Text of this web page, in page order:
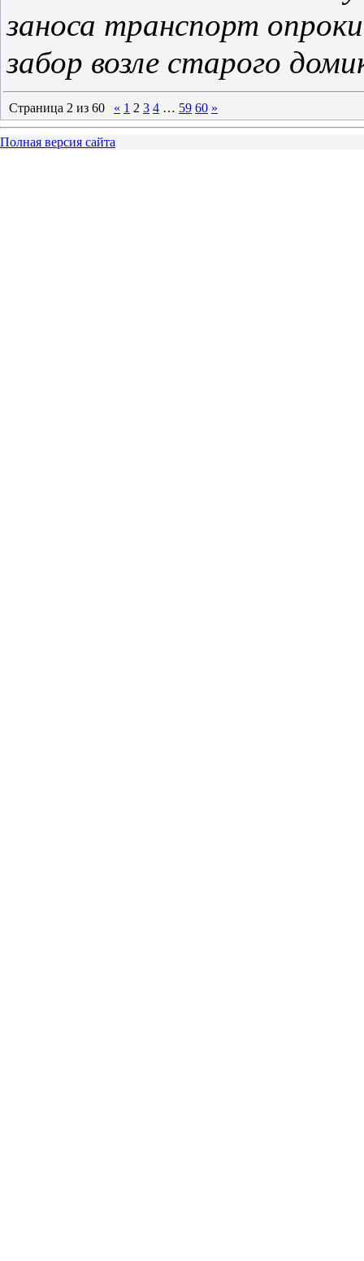
заноса транспорт
забор возле старого
Страница 2 из 60 « 1 2 3 4 … 59 60 »
Полная версия сайта